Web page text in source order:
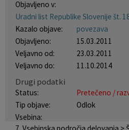
Objavljeno v:
Uradni list Republike Slovenije št.
Kazalo objave:
povezava
Objavljeno:
15.03.2011
Veljavno od:
23.03.2011
Veljavno do:
11.10.2014
Drugi podatki
Status:
Pretečeno /
Tip objave:
Odlok
Vsebina:
Krajevne skupnosti
Naselja v občini
Pobratene občine
Organigram
Varstvo osebnih podatkov
Projekti in investicije
Prostorski akti občine
Predpisi in odloki
Občinski časopis
Proračun občine
Gosp. javne službe
Osmrtnice iz regije